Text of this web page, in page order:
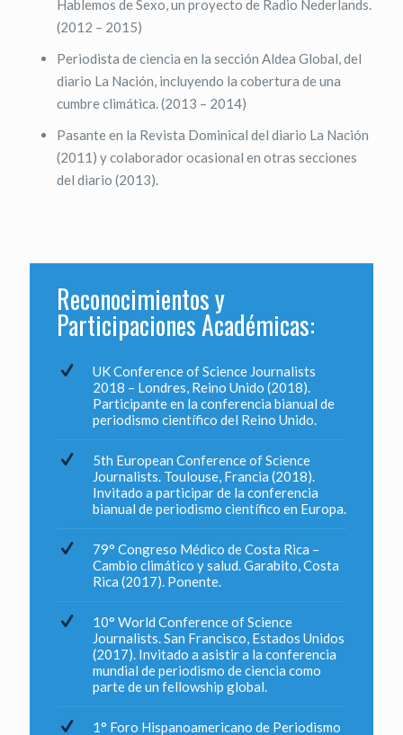
Hablemos de Sexo, un proyecto de Radio Nederlands.
(2012 – 2015)
Periodista de ciencia en la sección Aldea Global, del
diario La Nación, incluyendo la cobertura de una
cumbre climática. (2013 – 2014)
Pasante en la Revista Dominical del diario La Nación
(2011) y colaborador ocasional en otras secciones
del diario (2013).
Reconocimientos y
Participaciones Académicas:
UK Conference of Science Journalists
2018 – Londres, Reino Unido (2018).
Participante en la conferencia bianual de
periodismo científico del Reino Unido.
5th European Conference of Science
Journalists. Toulouse, Francia (2018).
Invitado a participar de la conferencia
bianual de periodismo científico en Europa.
79° Congreso Médico de Costa Rica –
Cambio climático y salud. Garabito, Costa
Rica (2017). Ponente.
10° World Conference of Science
Journalists. San Francisco, Estados Unidos
(2017). Invitado a asistir a la conferencia
mundial de periodismo de ciencia como
parte de un fellowship global.
1° Foro Hispanoamericano de Periodismo